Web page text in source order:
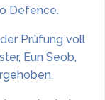
Defence.
Prüfung voll
Eun Seob,